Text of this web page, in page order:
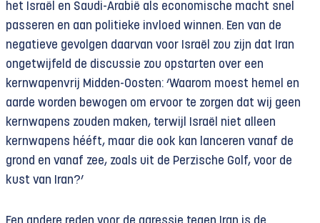
het Israël en Saudi-Arabië als economische macht snel
passeren en aan politieke invloed winnen. Een van de
negatieve gevolgen daarvan voor Israël zou zijn dat Iran
ongetwijfeld de discussie zou opstarten over een
kernwapenvrij Midden-Oosten: ‘Waarom moest hemel en
aarde worden bewogen om ervoor te zorgen dat wij geen
kernwapens zouden maken, terwijl Israël niet alleen
kernwapens hééft, maar die ook kan lanceren vanaf de
grond en vanaf zee, zoals uit de Perzische Golf, voor de
kust van Iran?’